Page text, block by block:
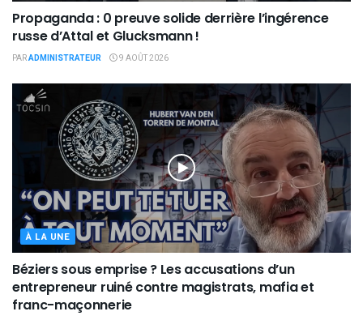
Propaganda : 0 preuve solide derrière l’ingérence
russe d’Attal et Glucksmann !
PARADMINISTRATEUR 9 AOÛT 2026
À LA UNE
Béziers sous emprise ? Les accusations d’un
entrepreneur ruiné contre magistrats, mafia et
franc-maçonnerie